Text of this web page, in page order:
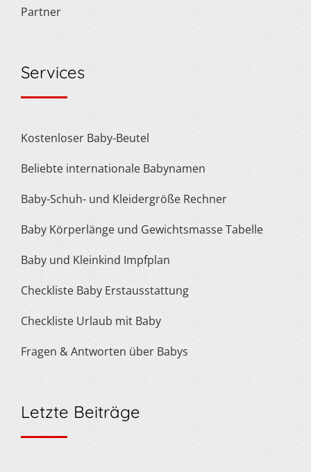
Partner
Services
Kostenloser Baby-Beutel
Beliebte internationale Babynamen
Baby-Schuh- und Kleidergröße Rechner
Baby Körperlänge und Gewichtsmasse Tabelle
Baby und Kleinkind Impfplan
Checkliste Baby Erstausstattung
Checkliste Urlaub mit Baby
Fragen & Antworten über Babys
Letzte Beiträge